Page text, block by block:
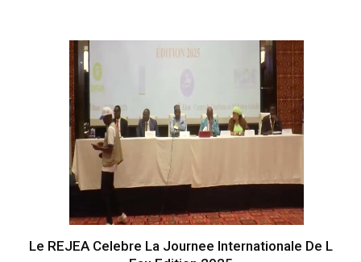
Le REJEA Celebre La Journee Internationale De L